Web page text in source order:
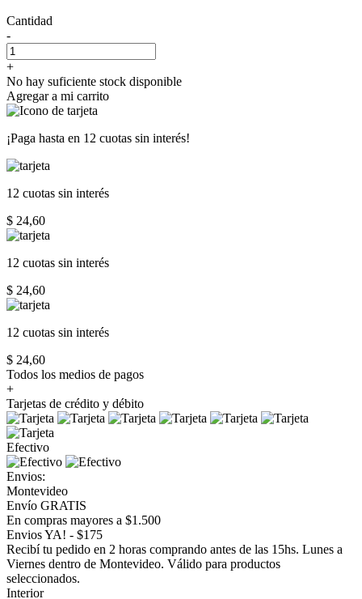
Cantidad
-
+
No hay suficiente stock disponible
Agregar a mi carrito
¡Paga hasta en 12 cuotas sin interés!
12 cuotas sin interés
$ 24,60
12 cuotas sin interés
$ 24,60
12 cuotas sin interés
$ 24,60
Todos los medios de pagos
+
Tarjetas de crédito y débito
Efectivo
Envios:
Montevideo
Envío GRATIS
En compras mayores a $1.500
Envios YA! - $175
Recibí tu pedido en 2 horas comprando antes de las 15hs. Lunes a
Viernes dentro de Montevideo. Válido para productos
seleccionados.
Interior